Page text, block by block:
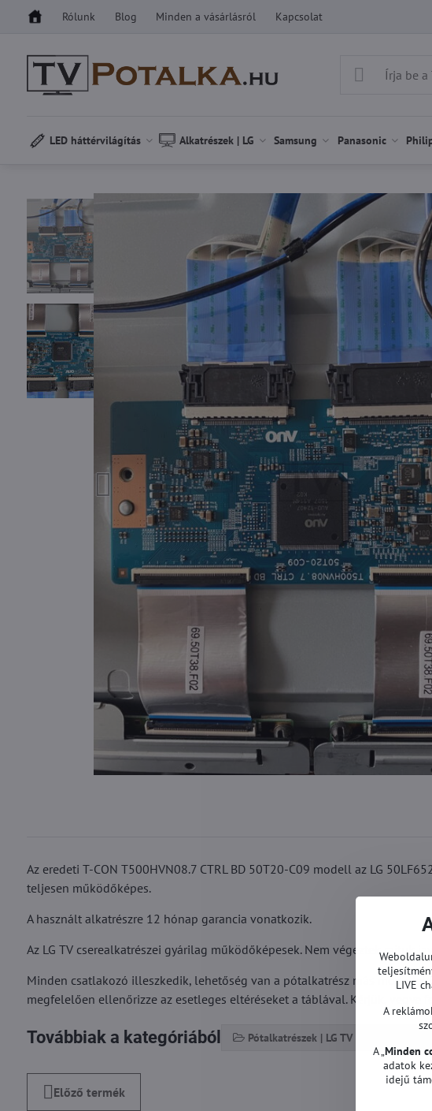
Rólunk Blog Minden a vásárlásról Kapcsolat
LED háttérvilágítás Alkatrészek | LG Samsung Panasonic
Az eredeti T-CON T500HVN08.7 CTRL BD 50T20-C09 modell az LG
teljesen működőképes.
A használt alkatrészre 12 hónap garancia vonatkozik.
Az LG TV cserealkatrészei gyárilag működőképesek. Nem végeztek rajtuk
Minden csatlakozó illeszkedik, lehetőség van a pótalkatrész más
megfelelően ellenőrizze az esetleges eltéréseket a táblával. Kérjük, vegye
Továbbiak a kategóriából Pótalkatrészek | LG TV
Előző termék
LIVE
A
A „ Minden
adatok
idejű